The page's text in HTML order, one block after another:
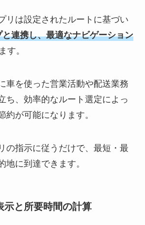
リは設定されたルートに基づい
連携し、最適なナビゲーション
す。
車を使った営業活動や配送業務
ち、効率的なルート選定によっ
約が可能になります。
の指示に従うだけで、最短・最
地に到達できます。
示と所要時間の計算